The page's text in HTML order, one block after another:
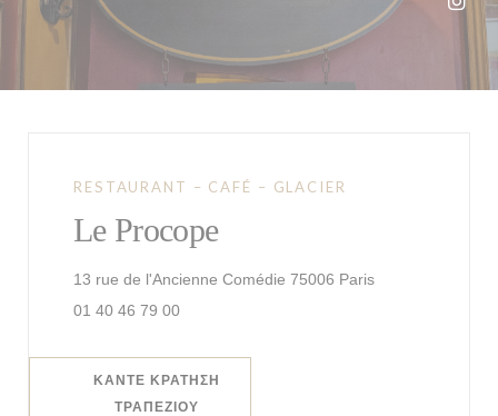
RESTAURANT – CAFÉ – GLACIER
Le Procope
13 rue de l'Ancienne Comédie 75006 Paris((ανοίγει σε νέο
01 40 46 79 00
ΚΆΝΤΕ ΚΡΆΤΗΣΗ
ΤΡΑΠΕΖΙΟΎ